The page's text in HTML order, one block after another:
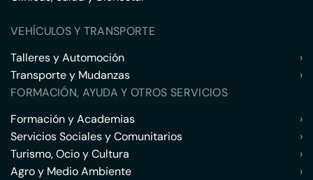
VEHÍCULOS Y TRANSPORTE
Talleres y Automoción
›
Transporte y Mudanzas
›
FORMACIÓN, AYUDA Y OTROS SERVICIOS
Formación y Academias
›
Servicios Sociales y Comunitarios
›
Turismo, Ocio y Cultura
›
Agro y Medio Ambiente
›